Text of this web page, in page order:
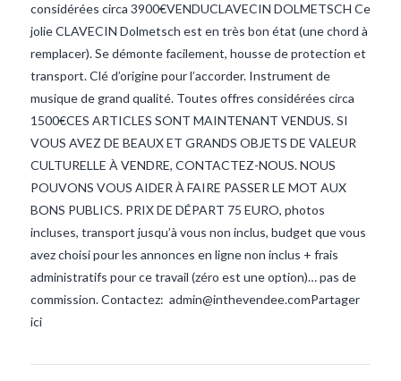
VIEW POST
considérées circa 3900€VENDUCLAVECIN DOLMETSCH Ce
jolie CLAVECIN Dolmetsch est en très bon état (une chord à
remplacer). Se démonte facilement, housse de protection et
transport. Clé d’origine pour l’accorder. Instrument de
musique de grand qualité. Toutes offres considérées circa
1500€CES ARTICLES SONT MAINTENANT VENDUS. SI
VOUS AVEZ DE BEAUX ET GRANDS OBJETS DE VALEUR
CULTURELLE À VENDRE, CONTACTEZ-NOUS. NOUS
POUVONS VOUS AIDER À FAIRE PASSER LE MOT AUX
BONS PUBLICS. PRIX DE DÉPART 75 EURO, photos
incluses, transport jusqu’à vous non inclus, budget que vous
avez choisi pour les annonces en ligne non inclus + frais
administratifs pour ce travail (zéro est une option)… pas de
commission. Contactez: admin@inthevendee.comPartager
ici